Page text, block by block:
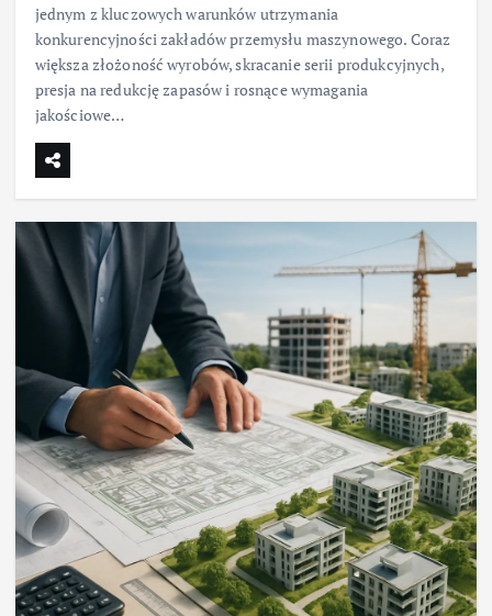
jednym z kluczowych warunków utrzymania
konkurencyjności zakładów przemysłu maszynowego. Coraz
większa złożoność wyrobów, skracanie serii produkcyjnych,
presja na redukcję zapasów i rosnące wymagania
jakościowe…